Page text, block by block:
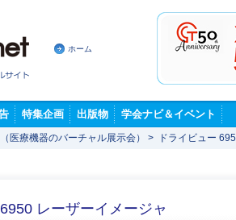
ホーム
特集企画 出版物 学会ナビ＆イベント
医療機器のバーチャル展示会） > ドライビュー
レーザーイメージャ